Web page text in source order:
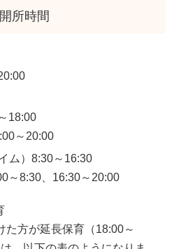
開所時間
18:00
～20:00
ム）8:30～16:30
～8:30、16:30～20:00
た方が延長保育（18:00～